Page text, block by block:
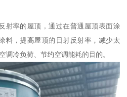
射率的屋顶，通过在普通屋顶表面涂
料，提高屋顶的日射反射率，减少太
调冷负荷、节约空调能耗的目的。